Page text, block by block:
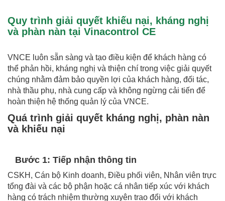
Quy trình giải quyết khiếu nại, kháng nghị
và phàn nàn tại Vinacontrol CE
VNCE luôn sẵn sàng và tạo điều kiện để khách hàng có
thể phản hồi, kháng nghị và thiện chí trong việc giải quyết
chúng nhằm đảm bảo quyền lợi của khách hàng, đối tác,
nhà thầu phụ, nhà cung cấp và không ngừng cải tiến để
hoàn thiện hệ thống quản lý của VNCE.
Quá trình giải quyết kháng nghị, phàn nàn
và khiếu nại
Bước 1: Tiếp nhận thông tin
CSKH, Cán bộ Kinh doanh, Điều phối viên, Nhân viên trực
tổng đài và các bộ phận hoặc cá nhân tiếp xúc với khách
hàng có trách nhiệm thường xuyên trao đổi với khách